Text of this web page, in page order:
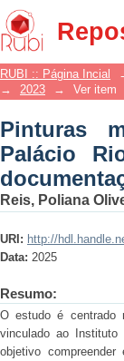
Pinturas
Petrópolis/
RUBI :: Página Incial
→
2023 → Ver item
Pinturas
Palácio
Reis, Poliana
URI: http://
Data: 2025
Resumo:
O estudo é centrado
vinculado ao Instituto
objetivo